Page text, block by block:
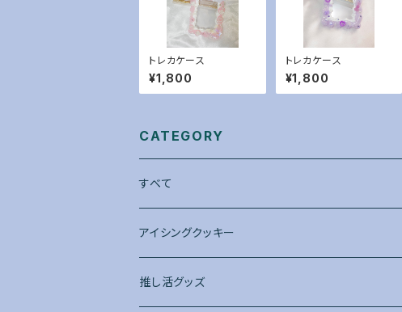
トレカケース
¥1,800
トレカケース
¥1,800
CATEGORY
すべて
アイシングクッキー
推し活グッズ